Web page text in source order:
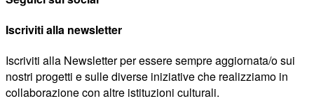
Iscriviti alla newsletter
Iscriviti alla Newsletter per essere sempre aggiornata/o sui
nostri progetti e sulle diverse iniziative che realizziamo in
collaborazione con altre istituzioni culturali.